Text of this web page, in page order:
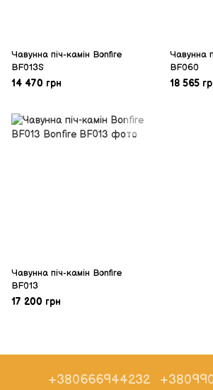
Чавунна піч-камін Bonfire
BF013S
14 470 грн
Чавунна
BF060
18 565
Чавунна піч-камін Bonfire
BF013
17 200 грн
+380666944232